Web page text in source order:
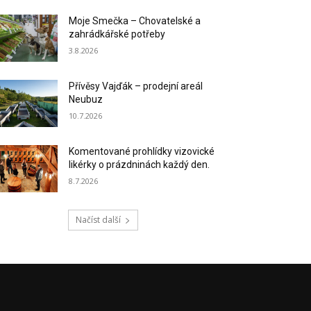
Moje Smečka – Chovatelské a
zahrádkářské potřeby
3.8.2026
Přívěsy Vajďák – prodejní areál
Neubuz
10.7.2026
Komentované prohlídky vizovické
likérky o prázdninách každý den.
8.7.2026
Načíst další